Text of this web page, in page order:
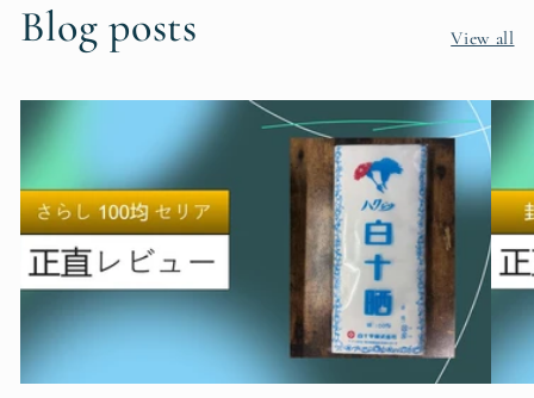
Blog posts View all